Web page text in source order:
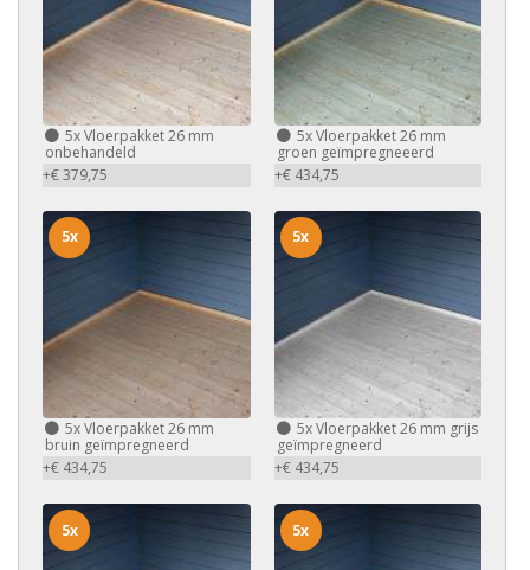
5xVloerpakket 26 mm
onbehandeld
+€ 379,75
5xVloerpakket 26 mm
groen geïmpregneeerd
+€ 434,75
5xVloerpakket 26 mm
bruin geïmpregneerd
+€ 434,75
5x
5xVloerpakket 26 mm grijs
geïmpregneerd
+€ 434,75
5x
5x 5x